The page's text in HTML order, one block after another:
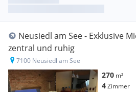
Neusiedl am See - Exklusive
zentral und ruhig
7100 Neusiedl am See
270 m²
4Zimmer